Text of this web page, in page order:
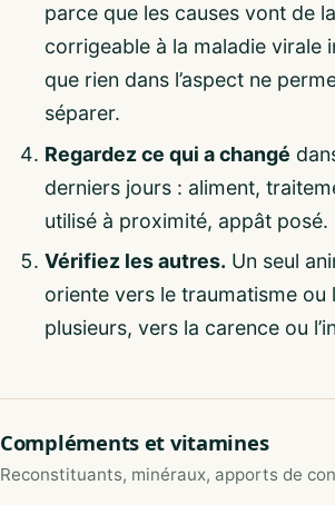
parce que les causes vont de
corrigeable à la maladie virale
que rien dans l’aspect ne
séparer.
Regardez ce qui a changé
derniers jours : aliment,
utilisé à proximité, appât posé.
Vérifiez les autres. Un seul
oriente vers le traumatisme ou
plusieurs, vers la carence ou
Compléments et vitamines
Reconstituants, minéraux, apports de